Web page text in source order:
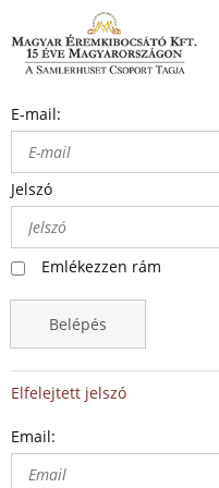
E-mail:
Jelszó
Emlékezzen rám
Belépés
Elfelejtett jelszó
Email: